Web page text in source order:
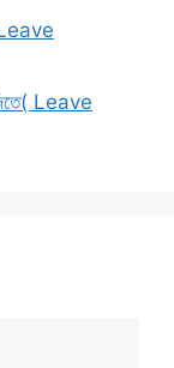
Leave
Leave